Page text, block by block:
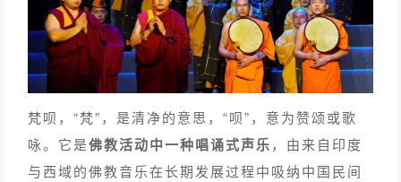
梵呗，“梵”，是清净的意思，“呗”，意为赞颂或歌
咏。它是佛教活动中一种唱诵式声乐，由来自印度
与西域的佛教音乐在长期发展过程中吸纳中国民间